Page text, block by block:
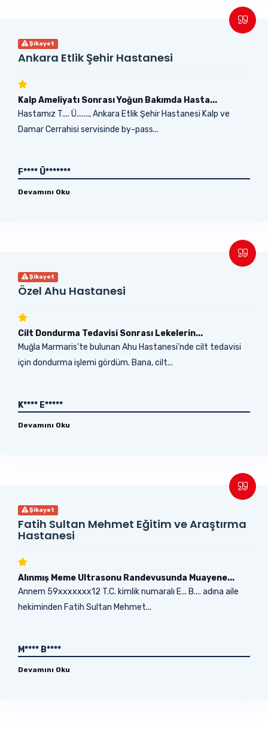
Şikayet
Ankara Etlik Şehir Hastanesi
Kalp Ameliyatı Sonrası Yoğun Bakımda Hasta...
Hastamız T.... Ü......., Ankara Etlik Şehir Hastanesi Kalp ve
Damar Cerrahisi servisinde by-pass...
F**** Ü*******
Devamını Oku
Şikayet
Özel Ahu Hastanesi
Cilt Dondurma Tedavisi Sonrası Lekelerin...
Muğla Marmaris’te bulunan Ahu Hastanesi’nde cilt tedavisi
için dondurma işlemi gördüm. Bana, cilt...
K**** E*****
Devamını Oku
Şikayet
Fatih Sultan Mehmet Eğitim ve Araştırma
Hastanesi
Alınmış Meme Ultrasonu Randevusunda Muayene...
Annem 59xxxxxxx12 T.C. kimlik numaralı E... B.... adına aile
hekiminden Fatih Sultan Mehmet...
M**** B****
Devamını Oku